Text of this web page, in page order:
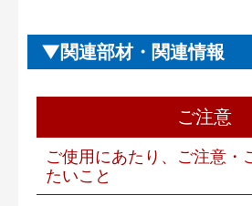
関連部材・関連情報
ご注意
ご使用にあたり、ご注意・
たいこと